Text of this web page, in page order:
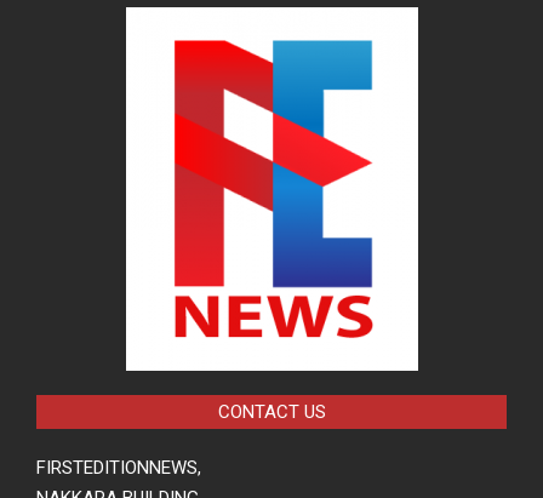
CONTACT US
FIRSTEDITIONNEWS,